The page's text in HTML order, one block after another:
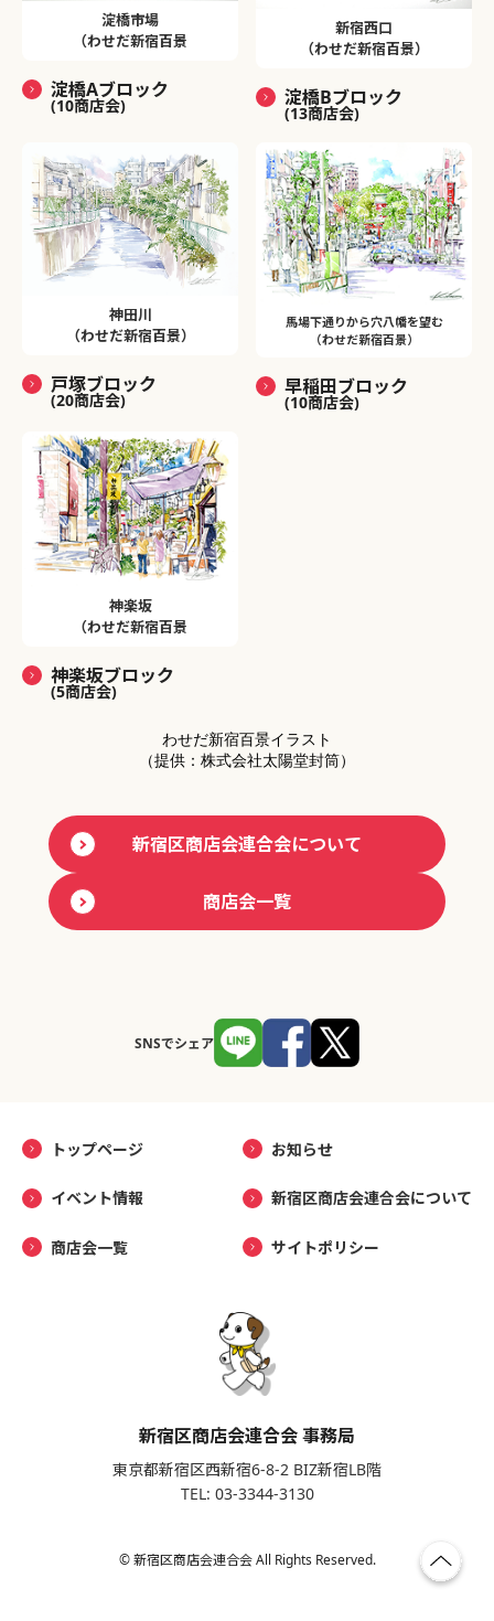
淀橋市場
（わせだ新宿百景
淀橋Aブロック
(10商店会)
新宿西口
（わせだ新宿百景）
淀橋Bブロック
(13商店会)
神田川
（わせだ新宿百景）
戸塚ブロック
(20商店会)
馬場下通りから穴八幡を望む
（わせだ新宿百景）
早稲田ブロック
(10商店会)
神楽坂
（わせだ新宿百景
神楽坂ブロック
(5商店会)
わせだ新宿百景イラスト
（提供：株式会社太陽堂封筒）
新宿区商店会連合会について
商店会一覧
SNSでシェア
トップページ お知らせ
イベント情報 新宿区商店会連合会について
商店会一覧 サイトポリシー
新宿区商店会連合会 事務局
東京都新宿区西新宿6-8-2 BIZ新宿LB階
TEL: 03-3344-3130
© 新宿区商店会連合会 All Rights Reserved.